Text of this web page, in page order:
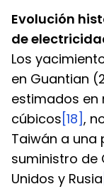
Evolución
de
Los
en Guantian
estimados en
cúbicos [18],
Taiwán a una
suministro de
Unidos y Rusia